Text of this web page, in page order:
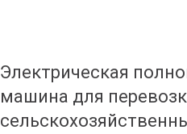
Электрическая
машина для